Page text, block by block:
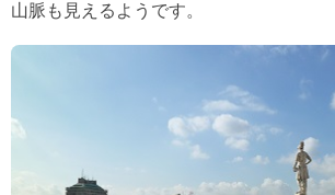
山脈も見えるようです。